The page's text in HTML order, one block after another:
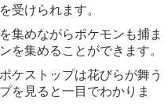
受けられます。
集めながらポケモンも捕ま
を集めることができます。
ケストップは花びらが舞う
を見ると一目でわかりま